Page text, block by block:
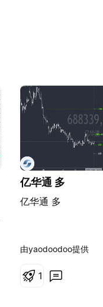
亿华通 多
亿华通 多
由yaodoodoo提供
1